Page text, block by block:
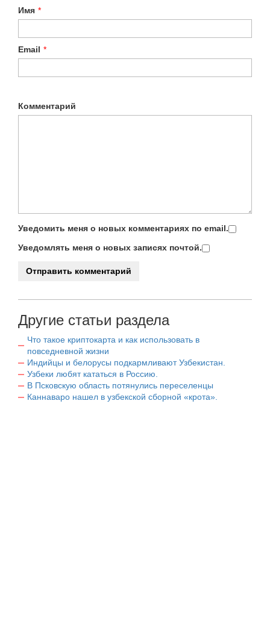
Имя *
Email *
Комментарий
Уведомить меня о новых комментариях по email.
Уведомлять меня о новых записях почтой.
Другие статьи раздела
Что такое криптокарта и как использовать в
повседневной жизни
Индийцы и белорусы подкармливают Узбекистан.
Узбеки любят кататься в Россию.
В Псковскую область потянулись переселенцы
Каннаваро нашел в узбекской сборной «крота».